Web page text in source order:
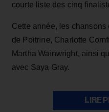
courte liste des cinq
Cette année, les
de Poitrine, Charlotte
Martha Wainwright, ainsi
avec Saya Gray.
LIRE